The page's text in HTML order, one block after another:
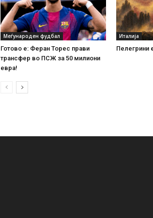
Меѓународен фудбал
Готово е: Феран Торес прави
трансфер во ПСЖ за 50 милиони
евра!
Италија
Пелегрини